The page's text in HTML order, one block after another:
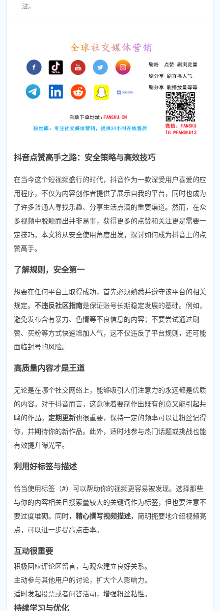
法。
抖音点赞高手之路：安全策略与高效技巧
在当今这个短视频盛行的时代，抖音作为一款深受用户喜爱的应
用程序，不仅为内容创作者提供了展示自我的平台，同时也成为
了许多普通人寻找乐趣、分享生活点滴的重要渠道。然而，在众
多视频中脱颖而出并非易事，获得更多的点赞和关注更是需要一
定技巧。本文将从安全使用角度出发，探讨如何成为抖音上的点
赞高手。
了解规则，安全第一
想要在任何平台上取得成功，首先必须熟悉并遵守该平台的相关
规定。 不违反社区指南是保证账号长期稳定发展的基础。例如，
避免发布含有暴力、色情等不良信息的内容；不要尝试通过刷
赞、买粉等方式快速增加人气，这不仅违反了平台规则，还可能
面临封号的风险。
高质量内容才是王道
无论是在哪个社交网络上，能够吸引人们注意力的永远都是优质
的内容。对于抖音而言，这意味着要制作出既有创意又能引起共
鸣的作品。 定期更新也很重要，保持一定的频率可以让粉丝记得
你，并期待你的新作品。此外，适时地参与热门话题或挑战也能
有效提升曝光率。
利用好标签与描述
恰当使用标签（#）可以帮助你的视频更容易被发现。选择那些
与你的内容相关且搜索量较大的关键词作为标签，但也要注意不
要过度堆砌。同时， 精心撰写视频描述，简明扼要地介绍视频亮
点，可以进一步提高点击率。
互动很重要
积极回应评论区留言，与观众建立良好关系。
主动参与其他用户的讨论，扩大个人影响力。
适时发起投票或者问答活动，增强粉丝粘性。
持续学习与优化